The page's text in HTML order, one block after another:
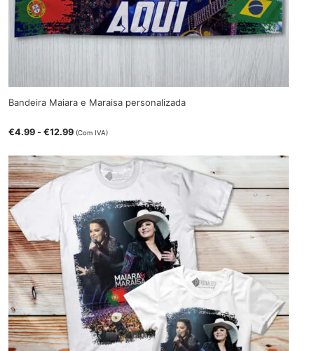
Bandeira Maiara e Maraisa personalizada
€4.99 -€12.99 (Com IVA)